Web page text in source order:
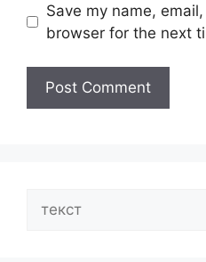
Save my name,
browser for the next